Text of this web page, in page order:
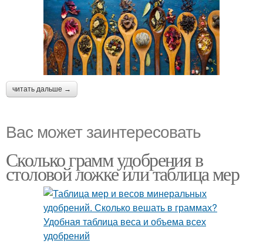
читать дальше →
Вас может заинтересовать
Сколько грамм удобрения в
столовой ложке или таблица мер